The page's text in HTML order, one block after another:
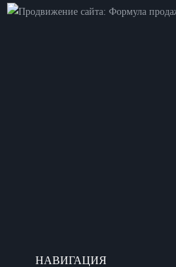
НАВИГАЦИЯ